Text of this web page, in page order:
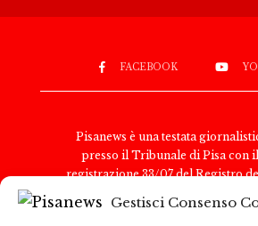
Gestisci Consenso
FACEBOOK
Pisanews è una testata
presso il Tribunale di Pisa con
registrazione 33/07 del Registro
responsabile è Antonio